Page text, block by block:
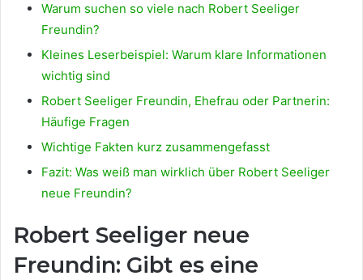
Warum suchen so viele nach Robert Seeliger
Freundin?
Kleines Leserbeispiel: Warum klare Informationen
wichtig sind
Robert Seeliger Freundin, Ehefrau oder Partnerin:
Häufige Fragen
Wichtige Fakten kurz zusammengefasst
Fazit: Was weiß man wirklich über Robert Seeliger
neue Freundin?
Robert Seeliger neue
Freundin: Gibt es eine